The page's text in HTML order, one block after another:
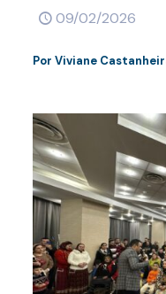
09/02/2026
Por Viviane